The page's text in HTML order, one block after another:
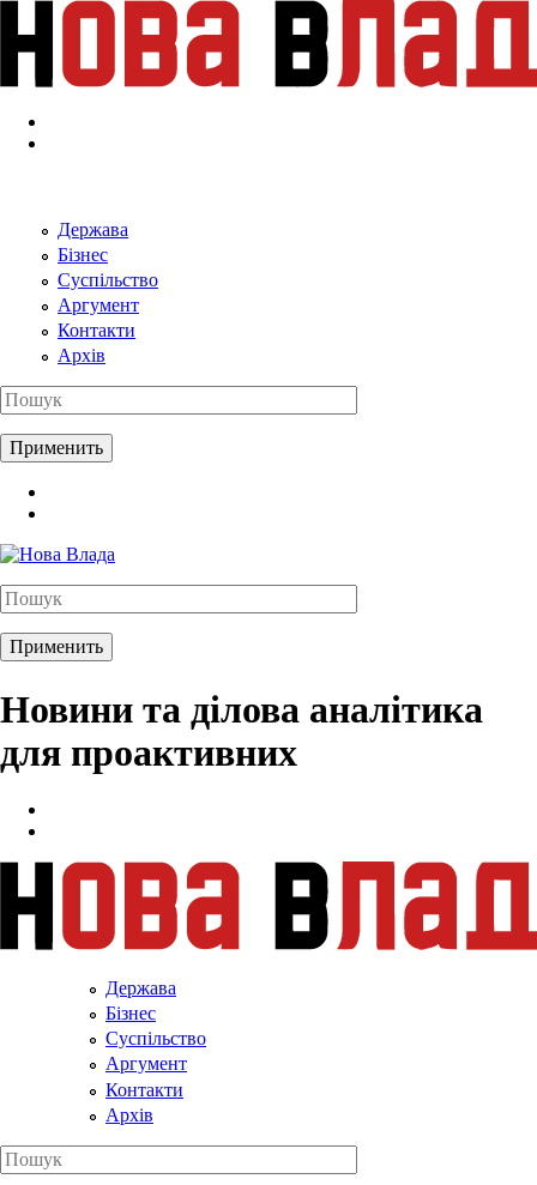
Перейти к основному содержанию
Держава
Бізнес
Суспільство
Аргумент
Контакти
Архів
Новини та ділова аналітика
для проактивних
Держава
Бізнес
Суспільство
Аргумент
Контакти
Архів